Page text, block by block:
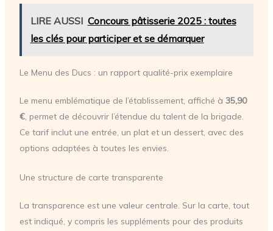
LIRE AUSSI Concours pâtisserie 2025 : toutes
les clés pour participer et se démarquer
Le Menu des Ducs : un rapport qualité-prix exemplaire
Le menu emblématique de l’établissement, affiché à 35,90
€, permet de découvrir l’étendue du talent de la brigade.
Ce tarif inclut une entrée, un plat et un dessert, avec des
options adaptées à toutes les envies.
Une structure de carte transparente
La transparence est une valeur centrale. Sur la carte, tout
est indiqué, y compris les suppléments pour des produits